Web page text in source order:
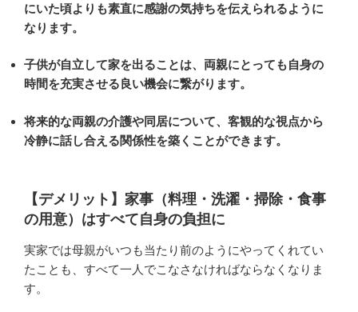
にいた頃よりも素直に感謝の気持ちを伝えられるように
なります。
子供が自立して家を出ることは、両親にとっても自身の
時間を充実させる良い機会に繋がります。
将来的な両親の介護や同居について、客観的な視点から
冷静に話し合える関係性を築くことができます。
【デメリット】家事（料理・洗濯・掃除・食事
の用意）はすべて自身の負担に
実家では母親がいつも当たり前のようにやってくれてい
たことも、すべて一人でこなさなければならなくなりま
す。